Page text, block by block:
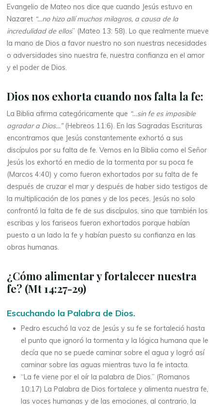
Evangelio de Mateo nos dice que cuando Jesús estuvo en
Nazaret “…no hizo allí muchos milagros, a causa de la
incredulidad de ellos” (Mateo 13: 58). Lo que realmente mueve
la mano de Dios a favor nuestro no son nuestras necesidades
o adversidades sino nuestra fe, nuestra confianza en el amor
y el poder de Dios.
Dios nos exhorta cuando nos falta la fe:
La Biblia afirma categóricamente que “…sin fe es imposible
agradar a Dios…”(Hebreos 11:6). En las Sagradas Escrituras
encontramos que Jesús constantemente exhortó a sus
discípulos por su falta de fe. Vemos en la Biblia como el Señor
Jesús los exhortó en medio de la tormenta por su poca fe
(Marcos 4:40) y como fueron exhortados por su falta de fe
después de cruzar el mar y después de haber sido testigos de
la multiplicación de los panes y de los peces. Jesús no solo
confrontó la falta de fe de sus discípulos, sino que también los
escribas y los fariseos fueron exhortados porque habían
puesto a un lado la fe y habían puesto su confianza en las
obras humanas.
¿Cómo alimentar y fortalecer nuestra
fe? (Mt 14:27-29)
Escuchando la Palabra de Dios.
Pedro escuchó la voz de Jesús y su fe se fortaleció hasta
el punto que ignoró la tormenta y la lógica humana que le
decía que no se puede caminar sobre el agua y logró así
caminar sobre las aguas mientras tuvo la fe intacta.
“La fe viene por el oír la palabra de Dios.” (Romanos
10:17) La Palabra de Dios fortalece y alimenta nuestra fe,
las voces humanas y de las emociones, al contrario, la